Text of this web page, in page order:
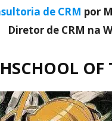
de CRM por
Diretor de CRM na
OF